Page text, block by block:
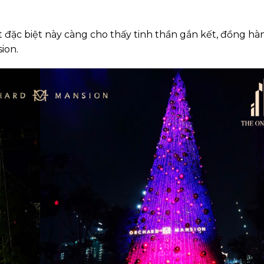
biệt này càng cho thấy tinh thần gắn kết, đồng